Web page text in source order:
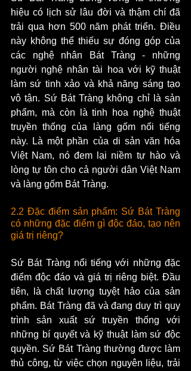
hiệu có lịch sử lâu đời và thậm chí đã
trải qua hơn 500 năm phát triển. Điều
này không thể thiếu sự đóng góp của
các nghệ nhân Bát Tràng - những
người nghệ nhân tài hoa với kỹ thuật
làm sứ tinh xảo và khả năng sáng tạo
vô tận. Sứ Bát Tràng không chỉ là sản
phẩm, mà còn là tinh hoa nghệ thuật
truyền thống của làng gốm nổi tiếng
này. Là một phần của di sản văn hóa
Việt Nam, nó đem lại niềm tự hào và
lòng tự tôn cho cả người dân Việt Nam
và làng gốm Bát Tràng.
2.2 Đặc điểm sản phẩm: Sứ Bát Tràng
có những đặc điểm gì độc đáo, tạo nên
giá trị riêng?
Sứ Bát Tràng nổi tiếng với những đặc
điểm độc đáo và giá trị riêng biệt. Đầu
tiên, là chất lượng tuyệt hảo của sản
phẩm. Bát Tràng đã và đang duy trì quy
trình sản xuất sứ truyền thống với
những bí quyết và kỹ thuật làm sứ độc
quyền. Sứ Bát Tràng thường được làm
thủ công, từ việc chọn nguyên liệu, trải